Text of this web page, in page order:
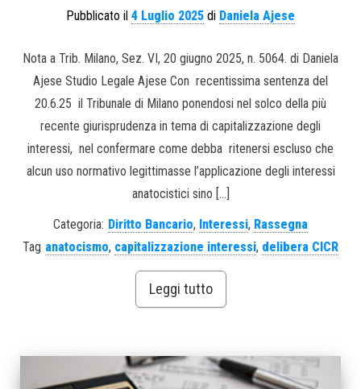
Pubblicato il 4 Luglio 2025 di Daniela Ajese
Nota a Trib. Milano, Sez. VI, 20 giugno 2025, n. 5064. di Daniela
Ajese Studio Legale Ajese Con recentissima sentenza del
20.6.25 il Tribunale di Milano ponendosi nel solco della più
recente giurisprudenza in tema di capitalizzazione degli
interessi, nel confermare come debba ritenersi escluso che
alcun uso normativo legittimasse l’applicazione degli interessi
anatocistici sino […]
Categoria: Diritto Bancario, Interessi, Rassegna
Tag anatocismo, capitalizzazione interessi, delibera CICR
Leggi tutto